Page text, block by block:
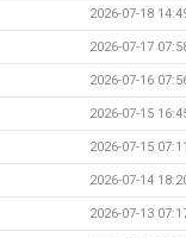
2026-07-18
2026-07-17
2026-07-16
2026-07-15
2026-07-15 07:11
2026-07-14
2026-07-13